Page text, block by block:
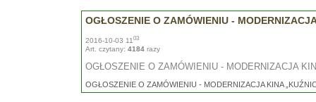
OGŁOSZENIE O ZAMÓWIENIU -
2016-10-03 1103
Art. czytany: 4184 razy
OGŁOSZENIE O ZAMÓWIENIU - MODERNIZACJA
OGŁOSZENIE O ZAMÓWIENIU - MODERNIZACJA KINA